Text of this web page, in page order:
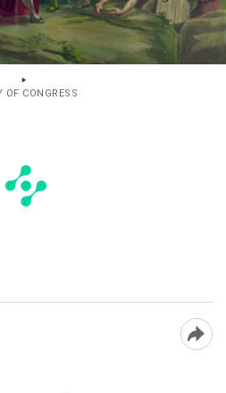
OF CONGRESS